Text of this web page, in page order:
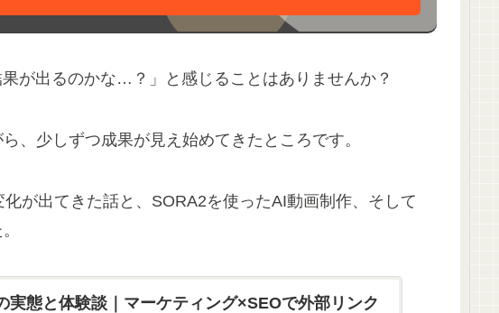
が出るのかな…？」と感じることはありませんか？
、少しずつ成果が見え始めてきたところです。
が出てきた話と、SORA2を使ったAI動画制作、そして
実態と体験談｜マーケティング×SEOで外部リンク